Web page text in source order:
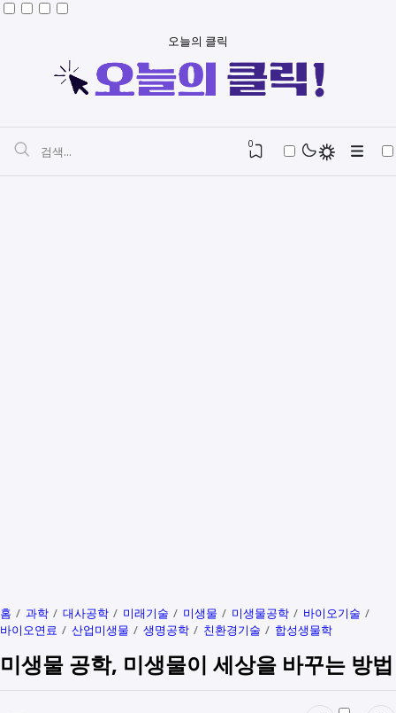
오늘의 클릭
0
홈 과학 대사공학 미래기술 미생물 미생물공학
바이오기술
바이오연료
산업미생물 생명공학 친환경기술 합성생물학
미생물 공학, 미생물이 세상을 바꾸는 방법